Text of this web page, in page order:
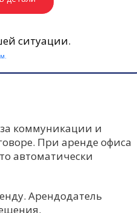
ситуации.
за коммуникации и
При аренде офиса
автоматически
Арендодатель